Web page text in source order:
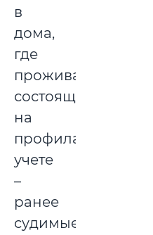
в
дома,
где
проживают
состоящие
на
профилактическом
учете
–
ранее
судимые,